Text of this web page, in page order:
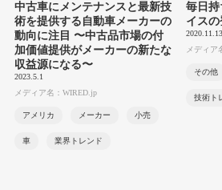
中古車にメンテナンスと最新技
術を提供する自動車メーカーの
動向に注目 〜中古品市場の付
加価値提供がメーカーの新たな
収益源になる〜
2023.5.1
メディア名：WIRED.jp
アメリカ メーカー 小売
車 業界トレンド
毎日
イス
2020.11.13
メディア
その他
技術ト